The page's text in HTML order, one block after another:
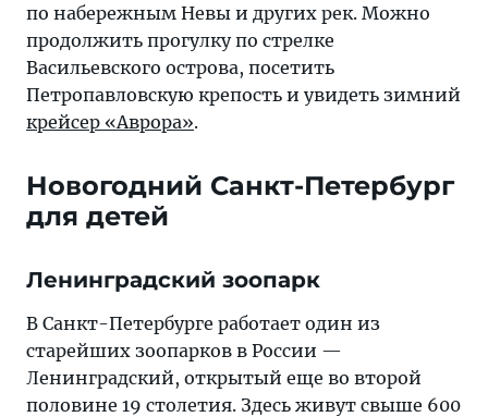
по набережным Невы и других рек. Можно
продолжить прогулку по стрелке
Васильевского острова, посетить
Петропавловскую крепость и увидеть зимний
крейсер «Аврора».
Новогодний Санкт-Петербург
для детей
Ленинградский зоопарк
В Санкт-Петербурге работает один из
старейших зоопарков в России —
Ленинградский, открытый еще во второй
половине 19 столетия. Здесь живут свыше 600